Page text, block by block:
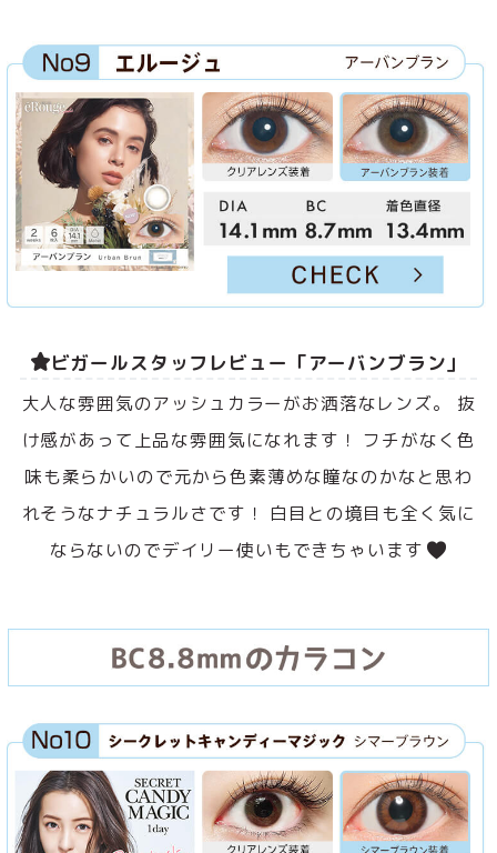
ビガールスタッフレビュー「アーバンブラン」
大人な雰囲気のアッシュカラーがお洒落なレンズ。 抜
け感があって上品な雰囲気になれます！ フチがなく色
味も柔らかいので元から色素薄めな瞳なのかなと思わ
れそうなナチュラルさです！ 白目との境目も全く気に
ならないのでデイリー使いもできちゃいます